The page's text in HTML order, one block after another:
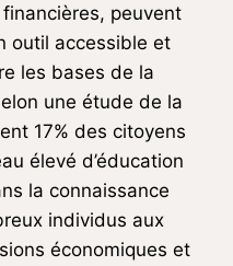
peuvent
outil accessible et
les bases de la
une étude de la
17% des citoyens
élevé d’éducation
la connaissance
individus aux
économiques et